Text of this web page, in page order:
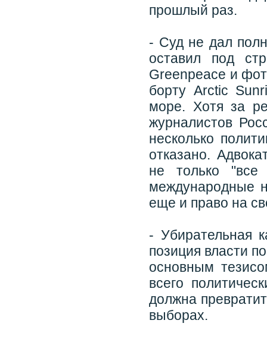
прошлый раз.
- Суд не дал
оставил под
Greenpeace и
борту Arctic
море. Хотя за
журналистов
несколько
отказано.
не только "все
международные
еще и право на
- Убирательная
позиция власти
основным
всего
должна
выборах.